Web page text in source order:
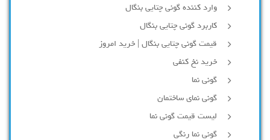
وارد کننده گونی چتایی بنگال
کاربرد گونی چتایی بنگال
قیمت گونی چتایی بنگال | خرید امروز
خرید نخ کنفی
گونی نما
گونی نمای ساختمان
لیست قیمت گونی نما
گونی نما رنگی